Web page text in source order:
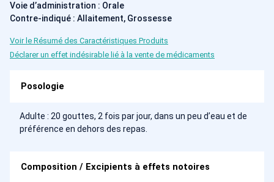
Voie d’administration : Orale
Contre-indiqué : Allaitement, Grossesse
Voir le Résumé des Caractéristiques Produits
Déclarer un effet indésirable lié à la vente de médicaments
Posologie
Adulte : 20 gouttes, 2 fois par jour, dans un peu d’eau et de
préférence en dehors des repas.
Composition / Excipients à effets notoires